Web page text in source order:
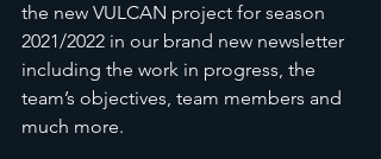
the new VULCAN project for season
2021/2022 in our brand new newsletter
including the work in progress, the
team’s objectives, team members and
much more.